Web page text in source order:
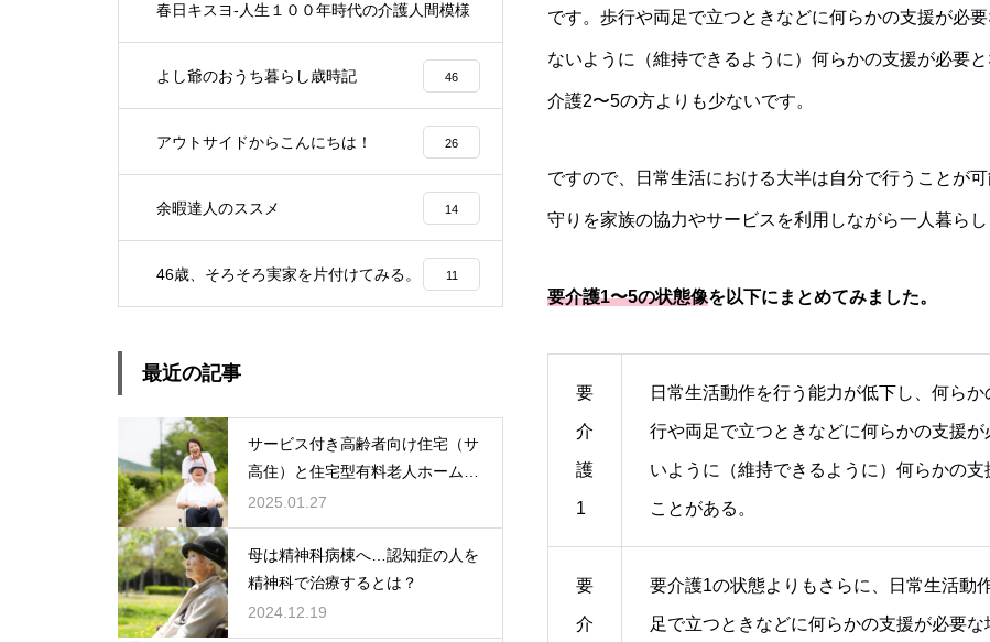
です。歩行や両足で立つときなどに何らかの支援が必
ないように（維持できるように）何らかの支援が必要
介護2〜5の方よりも少ないです。
ですので、日常生活における大半は自分で行うことが
守りを家族の協力やサービスを利用しながら一人暮らし
要介護1〜5の状態像を以下にまとめてみました。
要
介
護
1
日常生活動作を行う能力が低下し、何ら
行や両足で立つときなどに何らかの支援
いように（維持できるように）何らかの
ことがある。
要
介
要介護1の状態よりもさらに、日常生活動
足で立つときなどに何らかの支援が必要
春日キスヨ-人生１００年時代の介護人間模様
よし爺のおうち暮らし歳時記 46
アウトサイドからこんにちは！ 26
余暇達人のススメ 14
46歳、そろそろ実家を片付けてみる。 11
最近の記事
サービス付き高齢者向け住宅（サ
高住）と住宅型有料老人ホーム：
どちらを選ぶ？
2025.01.27
母は精神科病棟へ…認知症の人を
精神科で治療するとは？
2024.12.19